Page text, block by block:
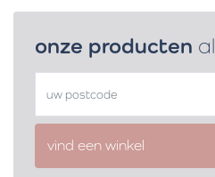
onze producten
vind een winkel